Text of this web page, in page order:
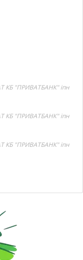
КБ "ПРИВАТБАНК" іпн
КБ "ПРИВАТБАНК" іпн
КБ "ПРИВАТБАНК" іпн